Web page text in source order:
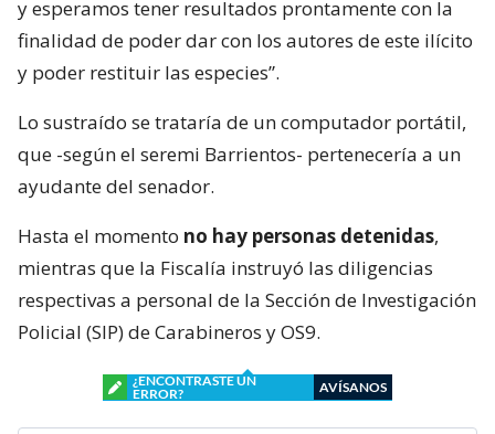
y esperamos tener resultados prontamente con la
finalidad de poder dar con los autores de este ilícito
y poder restituir las especies”.
Lo sustraído se trataría de un computador portátil,
que -según el seremi Barrientos- pertenecería a un
ayudante del senador.
Hasta el momento no hay personas detenidas,
mientras que la Fiscalía instruyó las diligencias
respectivas a personal de la Sección de Investigación
Policial (SIP) de Carabineros y OS9.
¿ENCONTRASTE UN
ERROR?
AVÍSANOS